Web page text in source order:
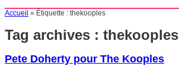
Accueil » Étiquette : thekooples
Tag archives : thekooples
Pete Doherty pour The Kooples